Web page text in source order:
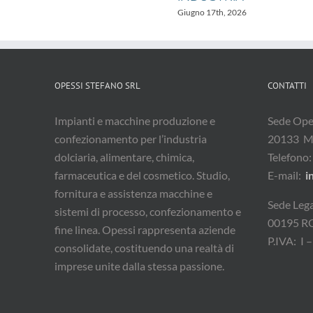
Giugno 17th, 2026
OPESSI STEFANO SRL
Impianti e macchine produzione e
confezionamento per l’industria
dolciaria, alimentare, chimica,
farmaceutica e del cosmetico. Studio,
fornitura e assistenza macchine e
sistemi di processo, confezionamento e
fine linea. Opessi rappresenta aziende
consolidate, costituendo una realtà di
imprese unite dalla stessa passione.
CONTATTI
Sede
20133
Telefono:
E-mail:
Sede
00195
P.IVA: I